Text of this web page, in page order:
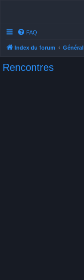
FAQ
Index du forum Général
Rencontres